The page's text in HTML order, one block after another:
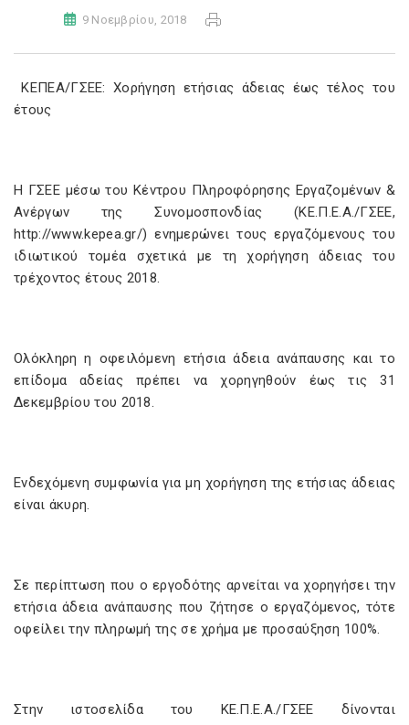
9 Νοεμβρίου, 2018
ΚΕΠΕΑ/ΓΣΕΕ: Χορήγηση ετήσιας άδειας έως τέλος του
έτους
H ΓΣΕΕ μέσω του Κέντρου Πληροφόρησης Εργαζομένων &
Ανέργων της Συνομοσπονδίας (ΚΕ.Π.Ε.Α./ΓΣΕΕ,
http://www.kepea.gr/) ενημερώνει τους εργαζόμενους του
ιδιωτικού τομέα σχετικά με τη χορήγηση άδειας του
τρέχοντος έτους 2018.
Ολόκληρη η οφειλόμενη ετήσια άδεια ανάπαυσης και το
επίδομα αδείας πρέπει να χορηγηθούν έως τις 31
Δεκεμβρίου του 2018.
Ενδεχόμενη συμφωνία για μη χορήγηση της ετήσιας άδειας
είναι άκυρη.
Σε περίπτωση που ο εργοδότης αρνείται να χορηγήσει την
ετήσια άδεια ανάπαυσης που ζήτησε ο εργαζόμενος, τότε
οφείλει την πληρωμή της σε χρήμα με προσαύξηση 100%.
Στην ιστοσελίδα του ΚΕ.Π.Ε.Α./ΓΣΕΕ δίνονται